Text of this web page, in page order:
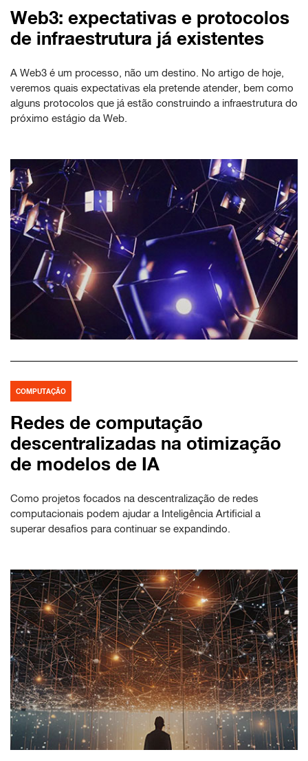
Web3: expectativas e protocolos
de infraestrutura já existentes
A Web3 é um processo, não um destino. No artigo de hoje,
veremos quais expectativas ela pretende atender, bem como
alguns protocolos que já estão construindo a infraestrutura do
próximo estágio da Web.
COMPUTAÇÃO
Redes de computação
descentralizadas na otimização
de modelos de IA
Como projetos focados na descentralização de redes
computacionais podem ajudar a Inteligência Artificial a
superar desafios para continuar se expandindo.